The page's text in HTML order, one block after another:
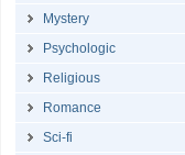
Mystery
Psychologic
Religious
Romance
Sci-fi